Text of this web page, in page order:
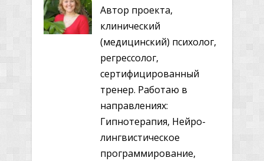
Автор проекта,
клинический
(медицинский) психолог,
регрессолог,
сертифицированный
тренер. Работаю в
направлениях:
Гипнотерапия, Нейро-
лингвистическое
программирование,